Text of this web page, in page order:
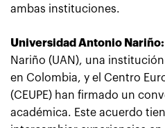
ambas instituciones.
Universidad Antonio Nariño:
Nariño (UAN), una
en Colombia, y el Centro
(CEUPE) han firmado un
académica. Este acuerdo